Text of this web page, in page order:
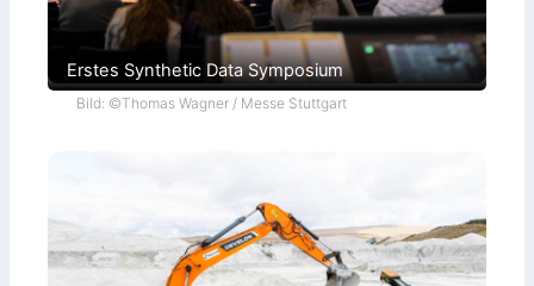
Erstes Synthetic Data Symposium
Bild: ©Thomas Wagner / Messe Stuttgart